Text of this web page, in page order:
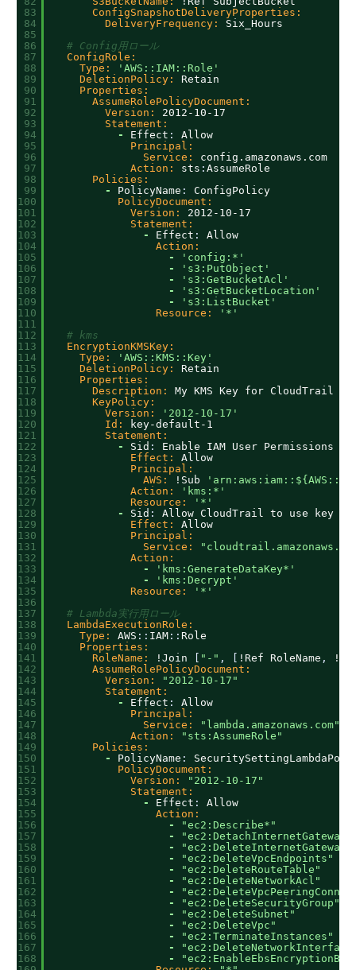
83
84
85
86
87
88
89
90
91
92
93
94
95
96
97
98
99
100
101
102
103
104
105
106
107
108
109
110
111
112
113
114
115
116
117
118
119
120
121
122
123
124
125
126
127
128
129
130
131
132
133
134
135
136
137
138
139
140
141
142
143
144
145
146
147
148
149
150
151
152
153
154
155
156
157
158
159
160
161
162
163
164
165
166
167
168
ConfigSnapshotDeliveryProperties:
DeliveryFrequency:
Six_Hours
# Config用ロール
ConfigRole:
Type:
'AWS::IAM::Role'
DeletionPolicy:
Retain
Properties:
AssumeRolePolicyDocument:
Version:
2012-10-17
Statement:
-
Effect :
Allow
Principal:
Service:
config.amazonaws.com
Action:
sts : AssumeRole
Policies:
-
PolicyName :
ConfigPolicy
PolicyDocument:
Version:
2012-10-17
Statement:
-
Effect :
Allow
Action:
-
'config:*'
-
's3:PutObject'
-
's3:GetBucketAcl'
-
's3:GetBucketLocation'
-
's3:ListBucket'
Resource:
'*'
# kms
EncryptionKMSKey:
Type:
'AWS::KMS::Key'
DeletionPolicy:
Retain
Properties:
Description:
My KMS Key for CloudTrail
KeyPolicy:
Version:
'2012-10-17'
Id:
key-default-1
Statement:
-
Sid :
Enable IAM User Permissions
Effect:
Allow
Principal:
AWS:
!Sub
Action:
'kms:*'
Resource:
'*'
-
Sid :
Allow CloudTrail to use key
Effect:
Allow
Principal:
Service:
Action:
-
'kms:GenerateDataKey*'
-
'kms:Decrypt'
Resource:
'*'
# Lambda実行用ロール
LambdaExecutionRole:
Type:
AWS : : IAM : : Role
Properties:
RoleName:
!Join "-" , !Ref RoleName ,
AssumeRolePolicyDocument:
Version:
"2012-10-17"
Statement:
-
Effect :
Allow
Principal:
Service:
"lambda.amazonaws.com"
Action:
"sts:AssumeRole"
Policies:
-
PolicyName :
PolicyDocument:
Version:
"2012-10-17"
Statement:
-
Effect :
Allow
Action:
-
"ec2:Describe*"
-
"ec2:DetachInternetGateway"
-
"ec2:DeleteInternetGateway"
-
"ec2:DeleteVpcEndpoints"
-
"ec2:DeleteRouteTable"
-
"ec2:DeleteNetworkAcl"
-
-
"ec2:DeleteSecurityGroup"
-
"ec2:DeleteSubnet"
-
"ec2:DeleteVpc"
-
"ec2:TerminateInstances"
-
-